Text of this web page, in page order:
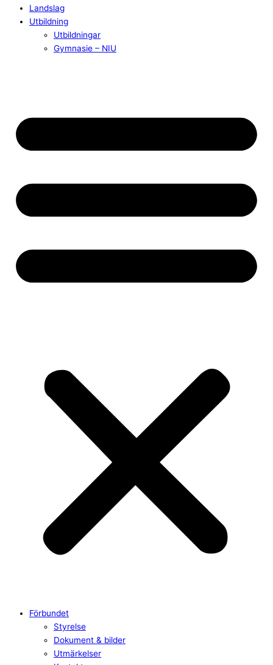
Landslag
Utbildning
Utbildningar
Gymnasie – NIU
Förbundet
Styrelse
Dokument & bilder
Utmärkelser